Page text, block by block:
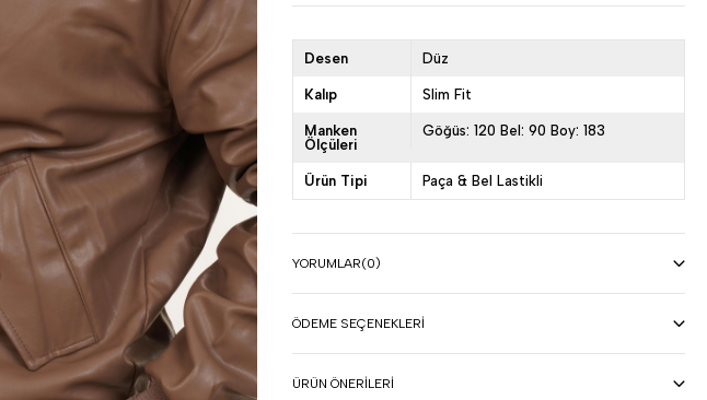
Desen Düz
Kalıp Slim Fit
Manken
Ölçüleri
Göğüs: 120 Bel: 90 Boy: 183
Ürün Tipi Paça & Bel Lastikli
YORUMLAR(0)
ÖDEME SEÇENEKLERI
ÜRÜN ÖNERILERI